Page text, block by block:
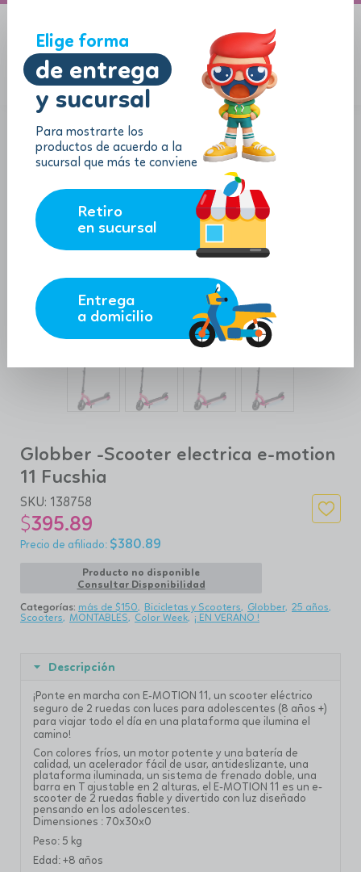
Elige forma
de entrega
y sucursal
Para mostrarte los
productos de acuerdo a la
sucursal que más te conviene
Retiro
en sucursal
Entrega
a domicilio
Globber -Scooter electrica e-motion
11 Fucshia
SKU: 138758
$395.89
$380.89
Producto no disponible
Consultar Disponibilidad
Categorías: más de $150 Bicicletas y Scooters Globber 25 años
Scooters
MONTABLES Color Week ¡ EN VERANO !
Descripción
¡Ponte en marcha con E-MOTION 11, un scooter eléctrico
seguro de 2 ruedas con luces para adolescentes (8 años +)
para viajar todo el día en una plataforma que ilumina el
camino!
Con colores fríos, un motor potente y una batería de
calidad, un acelerador fácil de usar, antideslizante, una
plataforma iluminada, un sistema de frenado doble, una
barra en T ajustable en 2 alturas, el E-MOTION 11 es un e-
scooter de 2 ruedas fiable y divertido con luz diseñado
pensando en los adolescentes.
Dimensiones : 70x30x0
Peso: 5 kg
Edad: +8 años